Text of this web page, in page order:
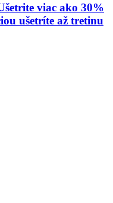
viac ako 30%
ušetríte až tretinu